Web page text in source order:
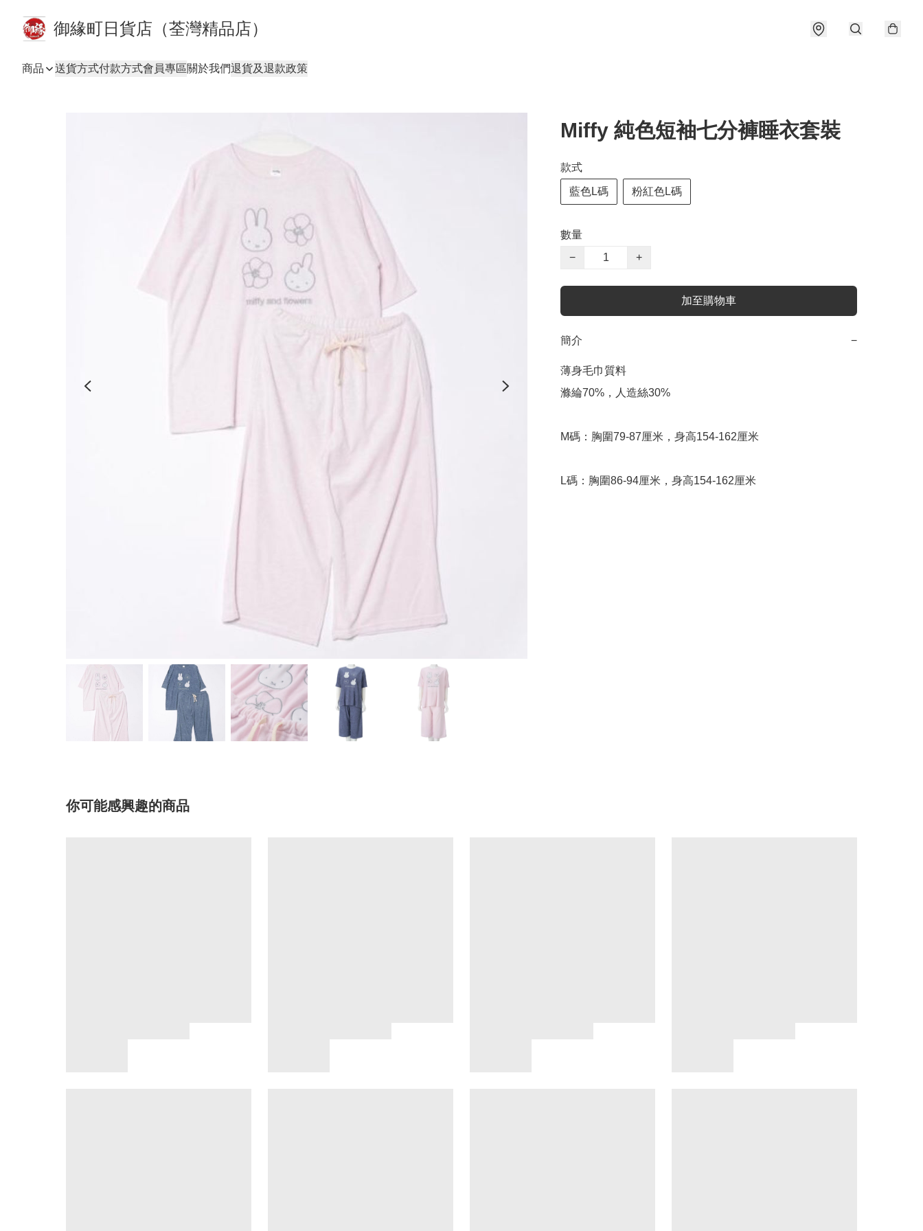
御緣町日貨店（荃灣精品店）
商品 送貨方式付款方式會員專區關於我們退貨及退款政策
Miffy 純色短袖七分褲睡衣套裝
款式
藍色L碼 粉紅色L碼
數量
−
+
加至購物車
簡介 −
薄身毛巾質料
滌綸70%，人造絲30%
M碼：胸圍79-87厘米，身高154-162厘米
L碼：胸圍86-94厘米，身高154-162厘米
你可能感興趣的商品